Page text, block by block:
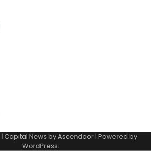
| Capital News byAscendoor| Powered by
WordPress.